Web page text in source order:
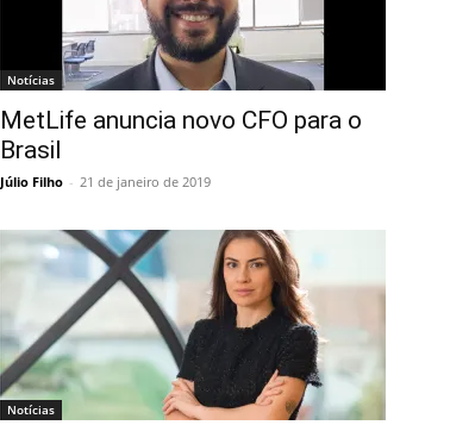
Notícias
MetLife anuncia novo CFO para o
Brasil
Júlio Filho - 21 de janeiro de 2019
Notícias